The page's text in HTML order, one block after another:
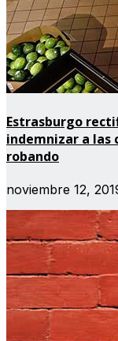
Estrasburgo
indemnizar a las
robando
noviembre 12,